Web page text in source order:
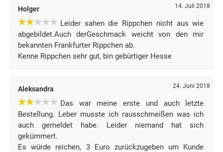
Holger 14. Juli 2018
Leider sahen die Rippchen nicht aus wie
abgebildet.Auch derGeschmack weicht von den mir
bekannten Frankfurter Rippchen ab.
Kenne Rippchen sehr gut, bin gebürtiger Hesse
Aleksandra 24. Juni 2018
Das war meine erste und auch letzte
Bestellung. Leber musste ich rausschmeißen was ich
auch gemeldet habe. Leider niemand hat sich
gekümmert.
Es würde reichen, 3 Euro zurückzugeben um Kunde